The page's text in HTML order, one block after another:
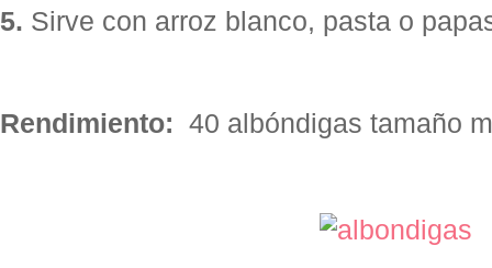
5. Sirve con arroz blanco, pasta o
Rendimiento: 40 albóndigas tamaño